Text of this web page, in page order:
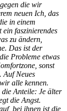
die wir
neuen Ich, das
in einem
faszinierendes
zu ändern,
Das ist der
Probleme etwas
sonst
Auf Neues
alle kennen.
die Anteile: Je älter
die Angst.
bei ihnen ist die